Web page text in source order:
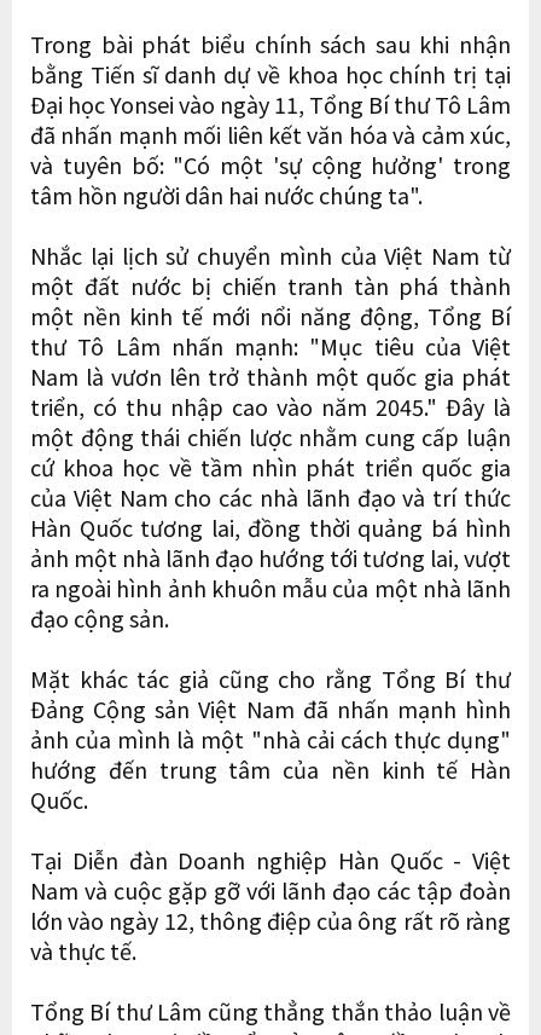
Trong bài phát biểu chính sách sau khi nhận
bằng Tiến sĩ danh dự về khoa học chính trị tại
Đại học Yonsei vào ngày 11, Tổng Bí thư Tô Lâm
đã nhấn mạnh mối liên kết văn hóa và cảm xúc,
và tuyên bố: "Có một 'sự cộng hưởng' trong
tâm hồn người dân hai nước chúng ta".
Nhắc lại lịch sử chuyển mình của Việt Nam từ
một đất nước bị chiến tranh tàn phá thành
một nền kinh tế mới nổi năng động, Tổng Bí
thư Tô Lâm nhấn mạnh: "Mục tiêu của Việt
Nam là vươn lên trở thành một quốc gia phát
triển, có thu nhập cao vào năm 2045." Đây là
một động thái chiến lược nhằm cung cấp luận
cứ khoa học về tầm nhìn phát triển quốc gia
của Việt Nam cho các nhà lãnh đạo và trí thức
Hàn Quốc tương lai, đồng thời quảng bá hình
ảnh một nhà lãnh đạo hướng tới tương lai, vượt
ra ngoài hình ảnh khuôn mẫu của một nhà lãnh
đạo cộng sản.
Mặt khác tác giả cũng cho rằng Tổng Bí thư
Đảng Cộng sản Việt Nam đã nhấn mạnh hình
ảnh của mình là một "nhà cải cách thực dụng"
hướng đến trung tâm của nền kinh tế Hàn
Quốc.
Tại Diễn đàn Doanh nghiệp Hàn Quốc - Việt
Nam và cuộc gặp gỡ với lãnh đạo các tập đoàn
lớn vào ngày 12, thông điệp của ông rất rõ ràng
và thực tế.
Tổng Bí thư Lâm cũng thẳng thắn thảo luận về